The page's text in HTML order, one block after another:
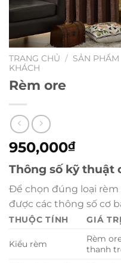
TRANG CHỦ / SẢN PHẨM
KHÁCH
Rèm ore
950,000₫
Thông số kỹ thuật
Để chọn đúng loại
được các thông số cơ
THUỘC TÍNH GIÁ
Kiểu rèm
Rèm
thanh